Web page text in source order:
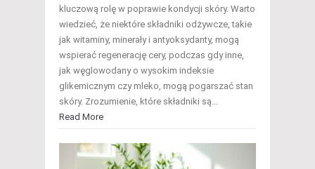
kluczową rolę w poprawie kondycji skóry. Warto
wiedzieć, że niektóre składniki odżywcze, takie
jak witaminy, minerały i antyoksydanty, mogą
wspierać regenerację cery, podczas gdy inne,
jak węglowodany o wysokim indeksie
glikemicznym czy mleko, mogą pogarszać stan
skóry. Zrozumienie, które składniki są…
Read More